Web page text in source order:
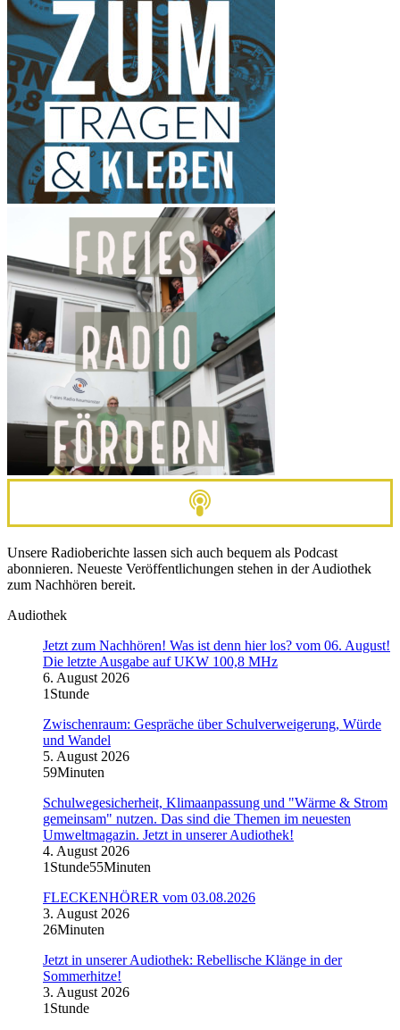
Unsere Radioberichte lassen sich auch bequem als Podcast
abonnieren. Neueste Veröffentlichungen stehen in der Audiothek
zum Nachhören bereit.
Audiothek
Jetzt zum Nachhören! Was ist denn hier los? vom 06. August!
Die letzte Ausgabe auf UKW 100,8 MHz
6. August 2026
1Stunde
Zwischenraum: Gespräche über Schulverweigerung, Würde
und Wandel
5. August 2026
59Minuten
Schulwegesicherheit, Klimaanpassung und "Wärme & Strom
gemeinsam" nutzen. Das sind die Themen im neuesten
Umweltmagazin. Jetzt in unserer Audiothek!
4. August 2026
1Stunde55Minuten
FLECKENHÖRER vom 03.08.2026
3. August 2026
26Minuten
Jetzt in unserer Audiothek: Rebellische Klänge in der
Sommerhitze!
3. August 2026
1Stunde